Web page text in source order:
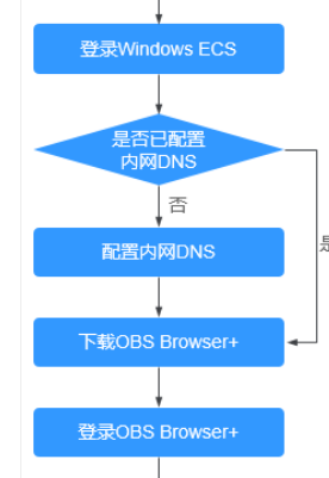
指
最
实
佳
实